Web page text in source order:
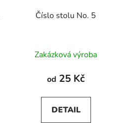
Číslo stolu No. 5
Zakázková výroba
od 25 Kč
DETAIL